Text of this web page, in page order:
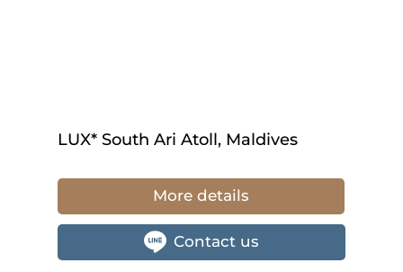
LUX* South Ari Atoll, Maldives
More details
Contact us